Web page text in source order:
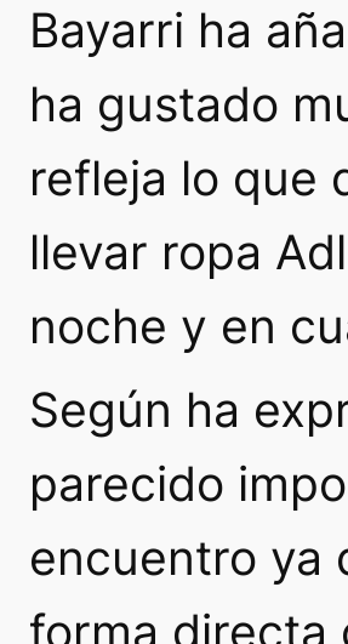
Bayarri ha
ha gustado
refleja lo que
llevar ropa
noche y en
Según ha
parecido
encuentro ya
forma directa